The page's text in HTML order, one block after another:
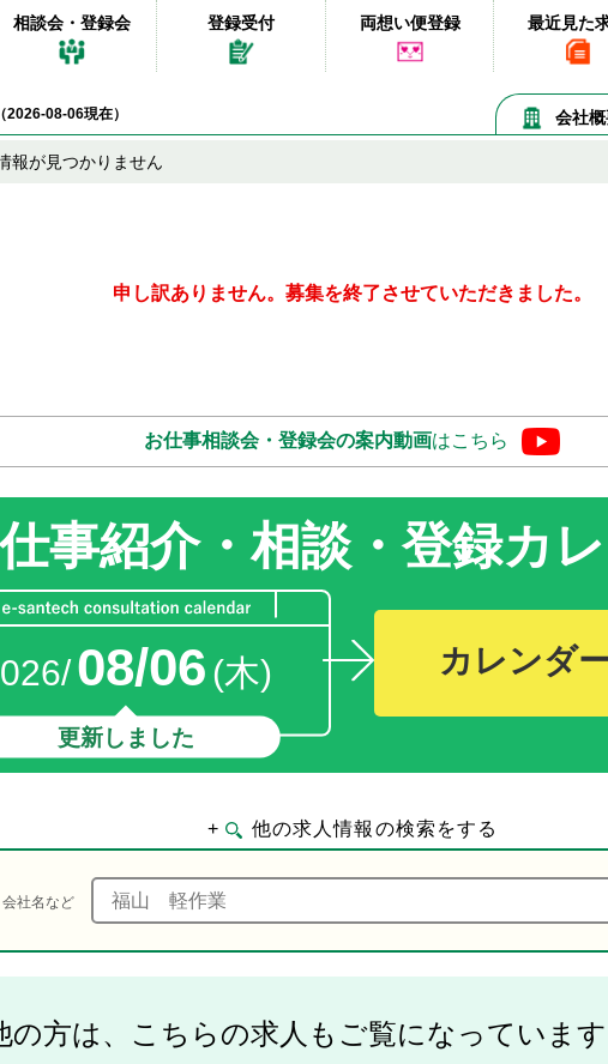
相談会・登録会 登録受付 両想い便登録 最近見た
2026-08-06現在） 会社
報が見つかりません
申し訳ありません。募集を終了させていただきました。
お仕事相談会・登録会の案内動画はこちら
事紹介・相談・登録カ
08/06 (木)
更新しました
カレンダ
+ 他の求人情報の検索をする
社名など
方は、こちらの求人もご覧になっています